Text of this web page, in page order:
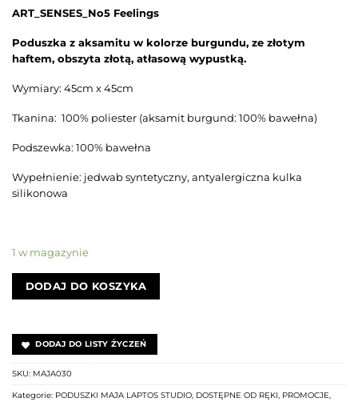
wynosiła:
545,00 zł.
wynosi:
468,00 zł.
ART_SENSES_No5 Feelings
Poduszka z aksamitu w kolorze burgundu, ze złotym
haftem, obszyta złotą, atłasową wypustką.
Wymiary: 45cm x 45cm
Tkanina: 100% poliester (aksamit burgund: 100% bawełna)
Podszewka: 100% bawełna
Wypełnienie: jedwab syntetyczny, antyalergiczna kulka
silikonowa
1 w magazynie
DODAJ DO KOSZYKA
DODAJ DO LISTY ŻYCZEŃ
SKU: MAJA030
Kategorie: PODUSZKI MAJA LAPTOS STUDIO, DOSTĘPNE OD RĘKI, PROMOCJE,